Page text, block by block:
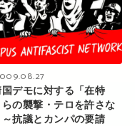
国デモに対する「在特
の襲撃・テロを許さな
～抗議とカンパの要請